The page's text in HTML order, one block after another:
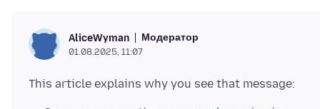
AliceWyman Модератор
01.08.2025, 11:07